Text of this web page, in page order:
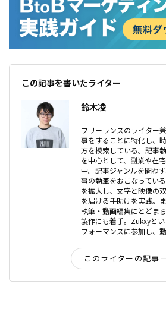
この記事を書いたライター
鈴木凌
フリーランスのライター
事をすることに特化し、
方を模索している。記事
を中心として、副業や在
中。記事ジャンルを問わ
事の執筆をおこなってい
を拡大し、文字と映像の
を届ける手助けを実践。
執筆・動画編集にとどま
製作にも着手。Zukxyと
フォーマンスに参加し、
このライターの記事